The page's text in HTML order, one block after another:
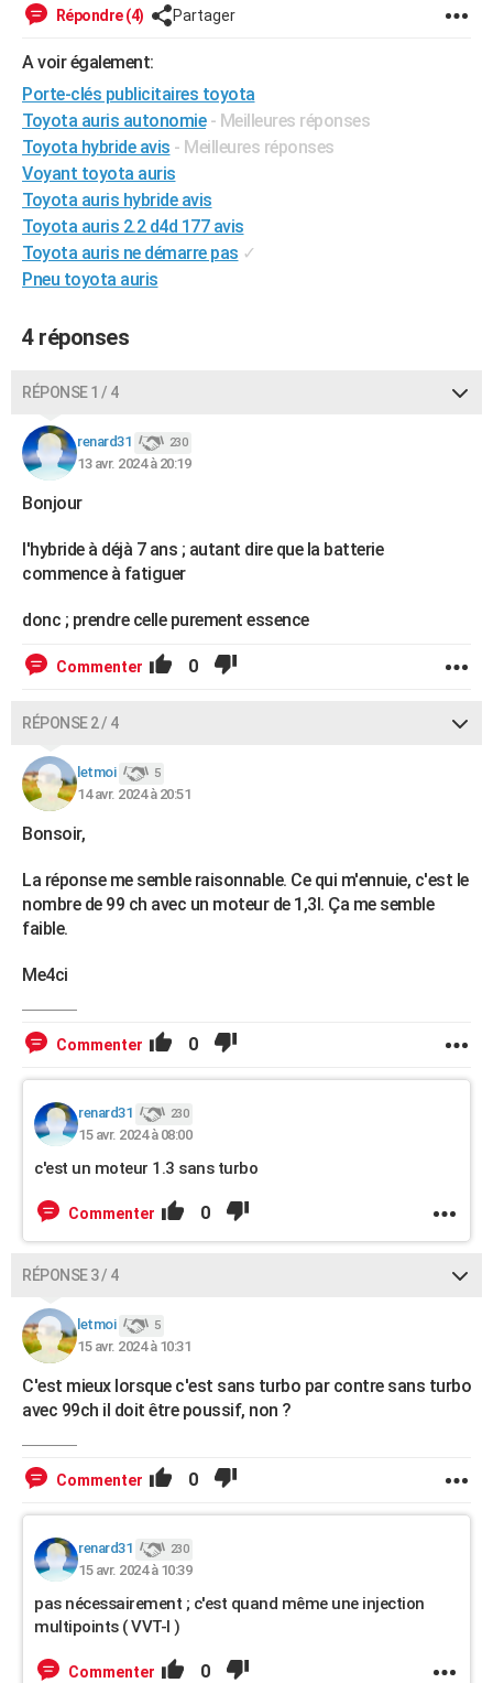
Destinations
City break
Voyage nature
Voyage de noces
Forum
Climat
PHOTO
GUIDES D'ACHAT
BONS PLANS
CARTE DE VOEUX
Carte de Noël
Carte Bonne année
Carte Saint-Valentin
Carte Pâques
Carte d'anniversaire
DICTIONNAIRE
Dictionnaire
Biographies
Citations
Expressions
Proverbes
PROGRAMME TV
COPAINS D'AVANT
S'inscrire
Se connecter
Lycées
Collèges
Primaires
Universités
Entreprises
Service militaire
Avis de recherche
AVIS DE DÉCÈS
FORUM
Bricolage
Lifestyle
Culture
Sport
Auto
Television
Voyage
Cinema
Répondre (4) Partager
A voir également:
Porte-clés publicitaires toyota
Toyota auris autonomie - Meilleures réponses
Toyota hybride avis - Meilleures réponses
Voyant toyota auris
Toyota auris hybride avis
Toyota auris 2.2 d4d 177 avis
Toyota auris ne démarre pas ✓
Pneu toyota auris
4 réponses
RÉPONSE 1 / 4
renard31 230
13 avr. 2024 à 20:19
Bonjour
l'hybride à déjà 7 ans ; autant dire que la batterie
commence à fatiguer
donc ; prendre celle purement essence
Commenter 0
RÉPONSE 2 / 4
letmoi 5
14 avr. 2024 à 20:51
Bonsoir,
La réponse me semble raisonnable. Ce qui m'ennuie, c'est le
nombre de 99 ch avec un moteur de 1,3l. Ça me semble
faible.
Me4ci
Commenter 0
renard31 230
15 avr. 2024 à 08:00
c'est un moteur 1.3 sans turbo
Commenter 0
RÉPONSE 3 / 4
letmoi 5
15 avr. 2024 à 10:31
C'est mieux lorsque c'est sans turbo par contre sans turbo
avec 99ch il doit être poussif, non ?
Commenter 0
renard31 230
15 avr. 2024 à 10:39
pas nécessairement ; c'est quand même une injection
multipoints ( VVT-I )
Commenter 0